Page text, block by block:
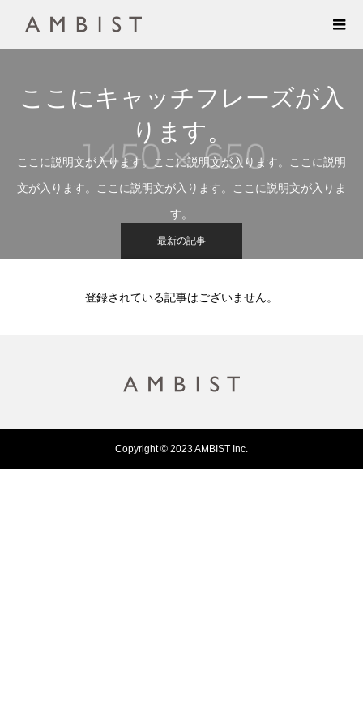
ここにキャッチフレーズが入
ります。
ここに説明文が入ります。ここに説明文が入ります。ここに説明
文が入ります。ここに説明文が入ります。ここに説明文が入りま
す。
最新の記事
登録されている記事はございません。
Copyright © 2023 AMBIST Inc.